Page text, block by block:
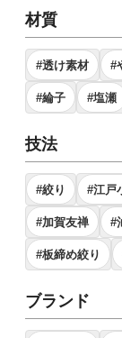
材質
#透け素材 #
#綸子 #塩瀬
技法
#絞り #江戸
#加賀友禅 #
#板締め絞り
ブランド